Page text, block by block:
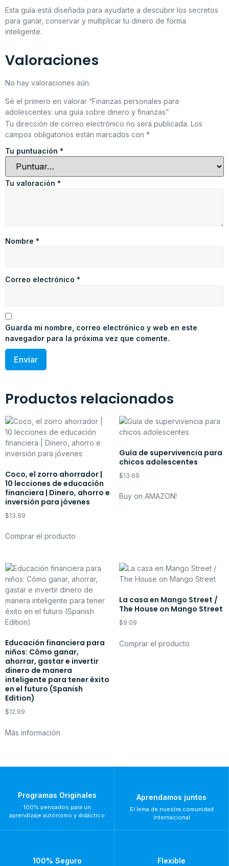
Esta guía está diseñada para ayudarte a descubrir los secretos
para ganar, conservar y multiplicar tu dinero de forma
inteligente.
Valoraciones
No hay valoraciones aún.
Sé el primero en valorar “Finanzas personales para
adolescentes: una guía sobre dinero y finanzas”
Tu dirección de correo electrónico no será publicada. Los
campos obligatorios están marcados con *
Tu puntuación *
Tu valoración *
Nombre *
Correo electrónico *
Guarda mi nombre, correo electrónico y web en este
navegador para la próxima vez que comente.
Productos relacionados
Coco, el zorro ahorrador |
10 lecciones de educación
financiera | Dinero, ahorro e
inversión para jóvenes
$13.99
Comprar el producto
Guía de supervivencia para
chicos adolescentes
$13.69
Buy on AMAZON!
Educación financiera para
niños: Cómo ganar,
ahorrar, gastar e invertir
dinero de manera
inteligente para tener éxito
en el futuro (Spanish
Edition)
$12.99
Más información
La casa en Mango Street /
The House on Mango Street
$9.09
Comprar el producto
Programas Originales
100% pensados para un
aprendizaje autónomo y didáctico
Aprendamos juntos
El lema de nuestra comunidad
internacional
100% Seguro Flexible